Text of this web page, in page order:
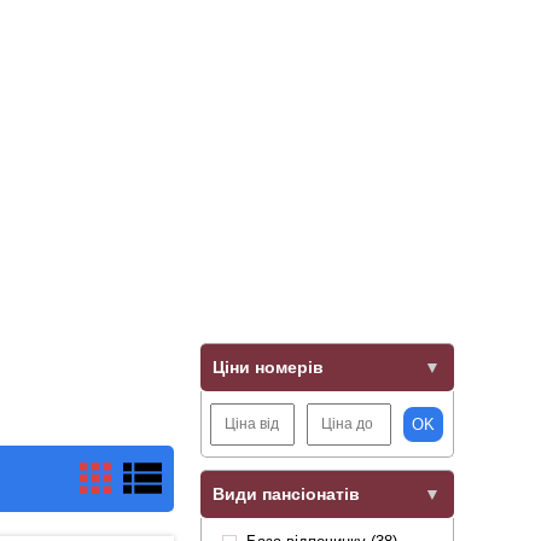
Ціни номерів
OK
Види пансіонатів